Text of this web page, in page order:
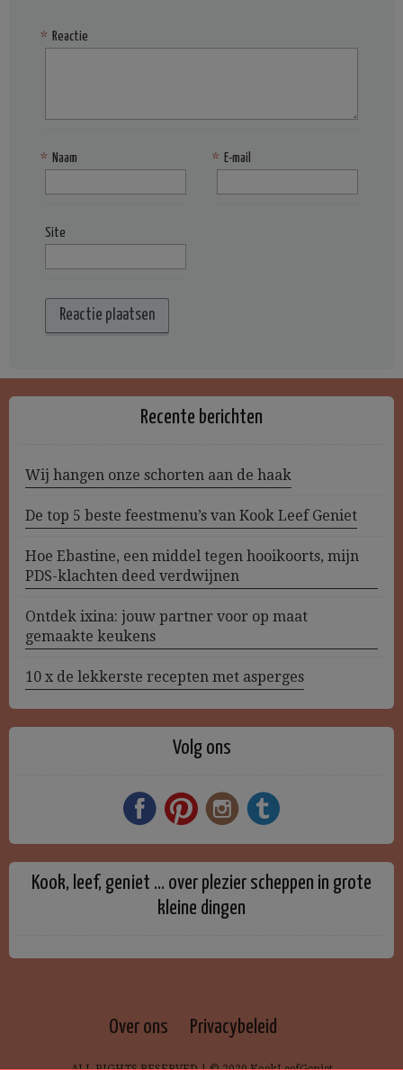
Reactie
*
Naam
* E-mail
*
Site
Recente berichten
Wij hangen onze schorten aan de haak
De top 5 beste feestmenu’s van Kook Leef Geniet
Hoe Ebastine, een middel tegen hooikoorts, mijn
PDS-klachten deed verdwijnen
Ontdek ixina: jouw partner voor op maat
gemaakte keukens
10 x de lekkerste recepten met asperges
Volg ons
Kook, leef, geniet … over plezier scheppen in grote
kleine dingen
Over ons Privacybeleid